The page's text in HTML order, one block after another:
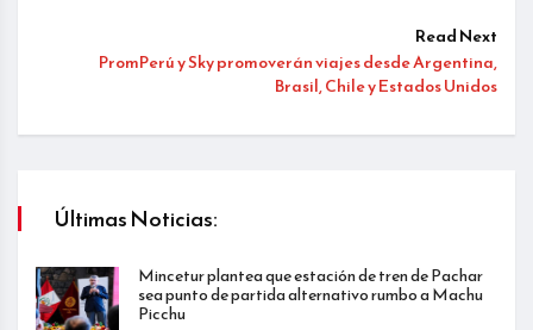
Read Next
PromPerú y Sky promoverán viajes desde Argentina,
Brasil, Chile y Estados Unidos
Últimas Noticias:
Mincetur plantea que estación de tren de Pachar
sea punto de partida alternativo rumbo a Machu
Picchu